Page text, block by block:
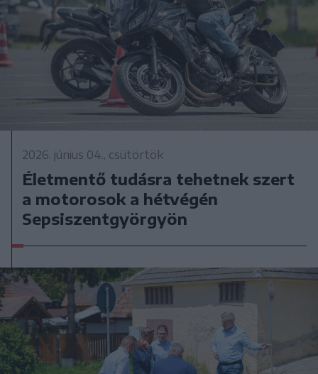
2026. június 04., csütörtök
Életmentő tudásra tehetnek szert
a motorosok a hétvégén
Sepsiszentgyörgyön